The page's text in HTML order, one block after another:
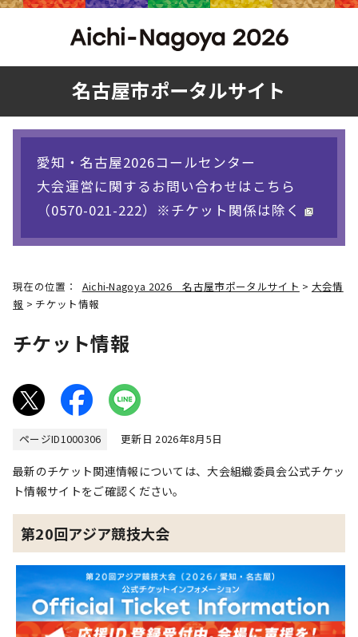
名古屋市ポータルサイト
愛知・名古屋2026コールセンター
大会運営に関するお問い合わせはこちら
（0570-021-222）※チケット関係は除く
現在の位置： Aichi-Nagoya 2026 名古屋市ポータルサイト > 大会情
報 > チケット情報
チケット情報
ページID1000306 更新日 2026年8月5日
最新のチケット関連情報については、大会組織委員会公式チケッ
ト情報サイトをご確認ください。
第20回アジア競技大会